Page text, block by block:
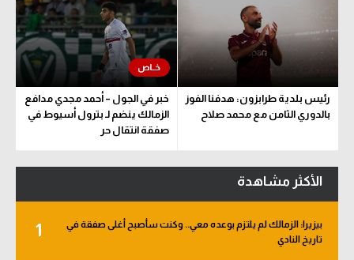
رئيس بلدية طرابزون: هدفنا الفوز
بالدوري الثامن مع محمد صلاح
خبر في الجول – أحمد مجدي مدافع
الزمالك ينضم لـ بترول أسيوط في
صفقة انتقال حر
الأكثر مشاهدة
1
بيزيرا: الزمالك لم يلتزم بوعده معي.. وكنت سأصبح أغلى صفقة في
تاريخ النادي